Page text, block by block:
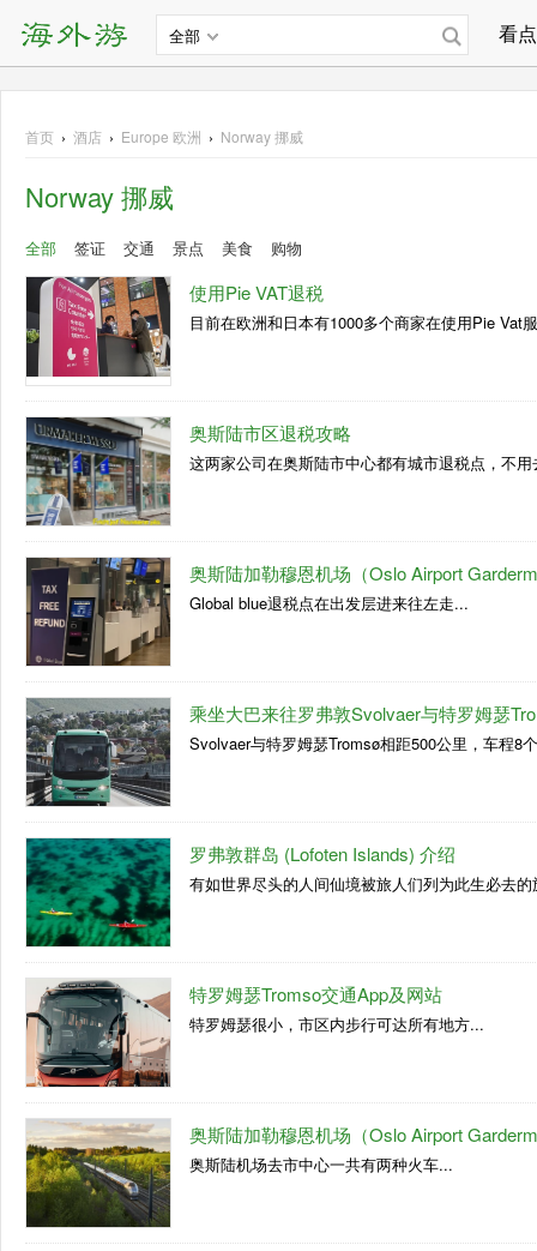
全部 看
首页 › 酒店 › Europe 欧洲 › Norway 挪威
Norway 挪威
全部 签证 交通 景点 美食 购物
使用Pie VAT退税
目前在欧洲和日本有1000多个商家在使用Pie Vat
奥斯陆市区退税攻略
这两家公司在奥斯陆市中心都有城市退税点，不
奥斯陆加勒穆恩机场（Oslo Airport
Global blue退税点在出发层进来往左走...
乘坐大巴来往罗弗敦Svolvaer与特罗姆瑟
Svolvaer与特罗姆瑟Tromsø相距500公里，车程8
罗弗敦群岛 (Lofoten Islands) 介绍
有如世界尽头的人间仙境被旅人们列为此生必去
特罗姆瑟Tromso交通App及网站
特罗姆瑟很小，市区内步行可达所有地方...
奥斯陆加勒穆恩机场（Oslo Airport
奥斯陆机场去市中心一共有两种火车...